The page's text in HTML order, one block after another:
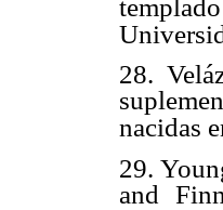
28.
nacidas
29.
and